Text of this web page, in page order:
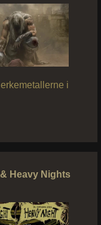
i
Heavy Nights